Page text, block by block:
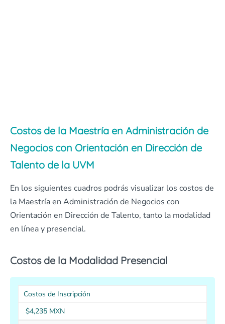
Costos de la Maestría en Administración de
Negocios con Orientación en Dirección de
Talento de la UVM
En los siguientes cuadros podrás visualizar los costos de
la Maestría en Administración de Negocios con
Orientación en Dirección de Talento, tanto la modalidad
en línea y presencial.
Costos de la Modalidad Presencial
Costos de Inscripción
$4,235 MXN